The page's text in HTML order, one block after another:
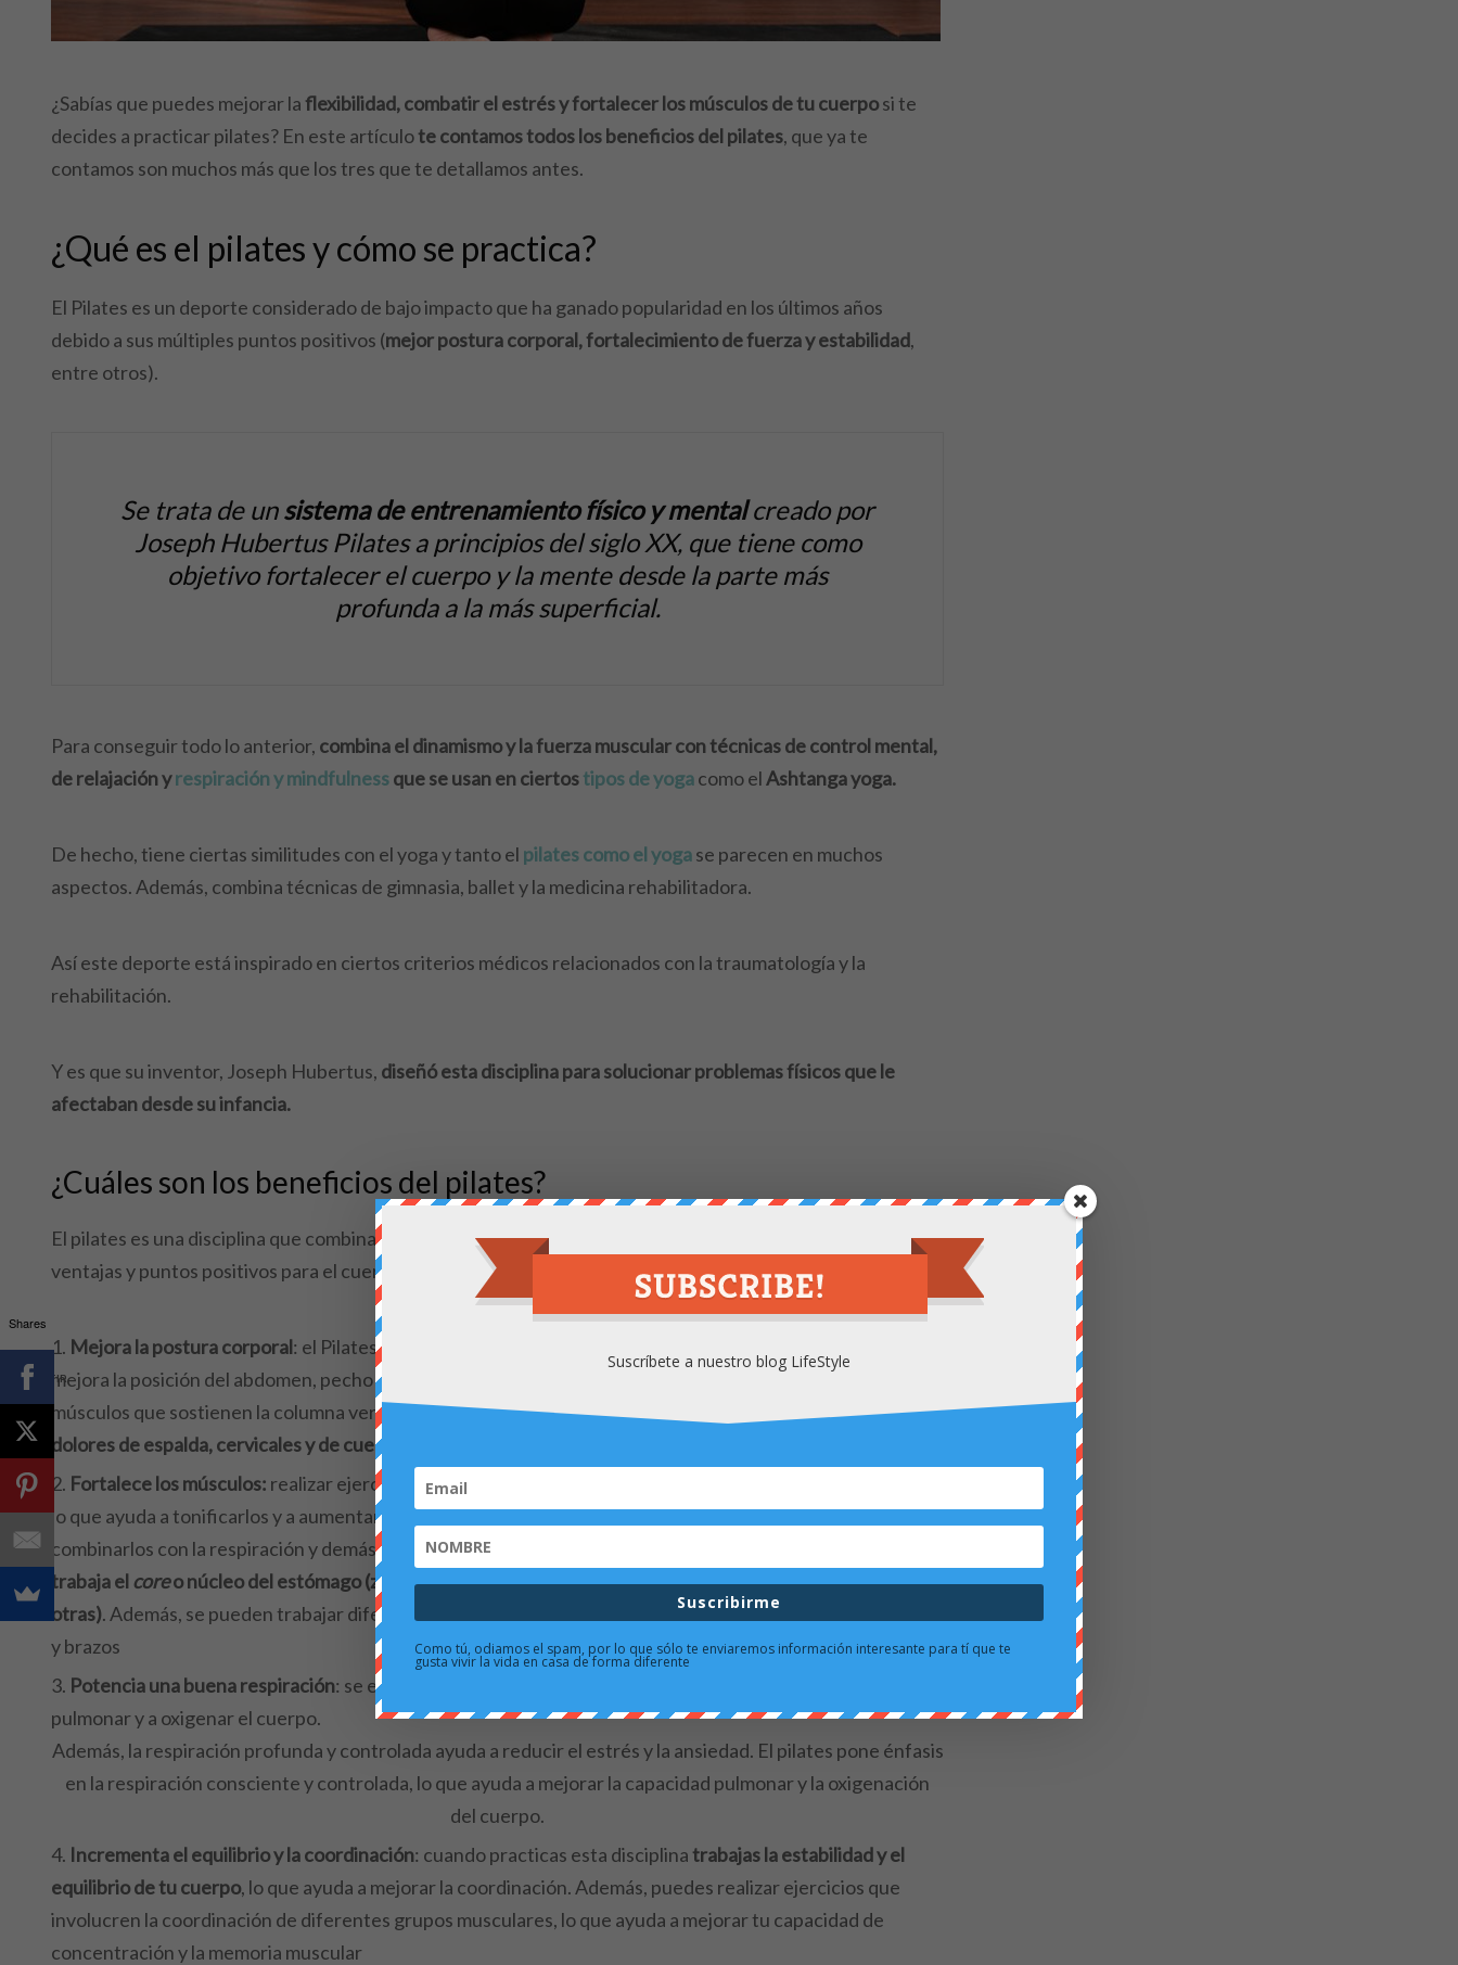
COMPARTIR
¿Sabías que puedes mejorar la flexibilidad, combatir el estrés y fortalecer los músculos de tu cuerposi te
decides a practicar pilates? En este artículote contamos todos los beneficios del pilates, que ya te
contamos son muchos más que los tres que te detallamos antes.
¿Qué es el pilates y cómo se practica?
El Pilates es un deporte considerado de bajo impacto que ha ganado popularidad en los últimos años
debido a sus múltiples puntos positivos (mejor postura corporal, fortalecimiento de fuerza y estabilidad,
entre otros).
Se trata de unsistema de entrenamiento físico y mentalcreado por
Joseph Hubertus Pilates a principios del siglo XX, que tiene como
objetivo fortalecer el cuerpo y la mente desde la parte más
profunda a la más superficial.
Para conseguir todo lo anterior, combina el dinamismo y la fuerza muscular con técnicas de control mental,
de relajación yrespiración y mindfulnessque se usan en ciertostipos de yogacomo elAshtanga yoga.
De hecho, tiene ciertas similitudes con el yoga y tanto el pilates como el yogase parecen en muchos
aspectos. Además, combina técnicas de gimnasia, ballet y la medicina rehabilitadora.
Así este deporte está inspirado en ciertos criterios médicos relacionados con la traumatología y la
rehabilitación.
Y es que su inventor, Joseph Hubertus, diseñó esta disciplina para solucionar problemas físicos que le
afectaban desde su infancia.
¿Cuáles son los beneficios del pilates?
El pilates es una disciplina que combina técnicas de gimnasia, ballet y yoga, y ofrece una amplia gama de
ventajas y puntos positivos para el cuerpo y la mente. Entre ellos, están los siguientes:
Mejora la postura corporal: el Pilates se centra en la respiración y la alineación de la columna, lo que
mejora la posición del abdomen, pecho y hombros.
Al practicar esta disciplina consigues fortalecer aquellos
músculos que sostienen la columna vertebral, lo que ayuda a mantener una postura correcta y aprevenir
dolores de espalda, cervicales y de cuello.
Fortalece los músculos: realizar ejercicios del pilates ayuda a trabajar todos los músculos en profundidad,
lo que ayuda a tonificarlos y a aumentar la fuerza muscular. Esto se debe a la forma de trabajarlos al
combinarlos con la respiración y demás. Piensa queuna abdominal de pilates equivale a 10 normales
trabaja el coreo núcleo del estómago (zona clave para evitar el dolor de espalda y las cervicales, entre
otras). Además, se pueden trabajar diferentes grupos musculares, como los abdominales, glúteos, piernas
y brazos
Potencia una buena respiración: se enfoca en la respiración, lo que ayuda a mejorar la capacidad
pulmonar y a oxigenar el cuerpo.
Además, la respiración profunda y controlada ayuda a reducir el estrés y la ansiedad. El pilates pone énfasis
en la respiración consciente y controlada, lo que ayuda a mejorar la capacidad pulmonar y la oxigenación
del cuerpo.
Incrementa el equilibrio y la coordinación: cuando practicas esta disciplinatrabajas la estabilidad y el
equilibrio de tu cuerpo, lo que ayuda a mejorar la coordinación. Además, puedes realizar ejercicios que
involucren la coordinación de diferentes grupos musculares, lo que ayuda a mejorar tu capacidad de
concentración y la memoria muscular
Suscríbete a nuestro blog LifeStyle
Suscribirme
Como tú, odiamos el spam, por lo que sólo te enviaremos información interesante para tí que te
gusta vivir la vida en casa de forma diferente
Shares